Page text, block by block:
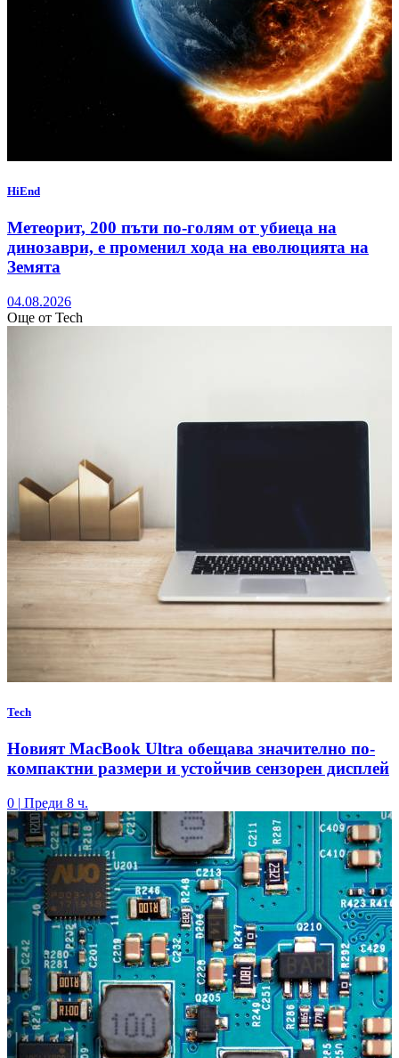
HiEnd
Метеорит, 200 пъти по-голям от убиеца на
динозаври, е променил хода на еволюцията на
Земята
04.08.2026
Още от Tech
Tech
Новият MacBook Ultra обещава значително по-
компактни размери и устойчив сензорен дисплей
0 | Преди 8 ч.